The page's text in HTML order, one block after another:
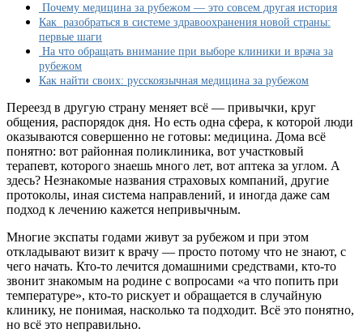
что
нужно
экспату
врачах,
клиниках
и
страховании
Почему медицина за рубежом — это совсем другая история
Как разобраться в системе здравоохранения новой страны:
первые шаги
На что обращать внимание при выборе клиники и врача за
рубежом
Как найти своих: русскоязычная медицина за рубежом
Переезд в другую страну меняет всё — привычки, круг
общения, распорядок дня. Но есть одна сфера, к которой люди
оказываются совершенно не готовы: медицина. Дома всё
понятно: вот районная поликлиника, вот участковый
терапевт, которого знаешь много лет, вот аптека за углом. А
здесь? Незнакомые названия страховых компаний, другие
протоколы, иная система направлений, и иногда даже сам
подход к лечению кажется непривычным.
Многие экспаты годами живут за рубежом и при этом
откладывают визит к врачу — просто потому что не знают, с
чего начать. Кто-то лечится домашними средствами, кто-то
звонит знакомым на родине с вопросами «а что попить при
температуре», кто-то рискует и обращается в случайную
клинику, не понимая, насколько та подходит. Всё это понятно,
но всё это неправильно.